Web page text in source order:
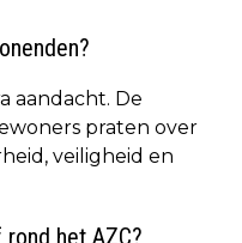
aandacht. De
praten over
veiligheid en
het AZC?